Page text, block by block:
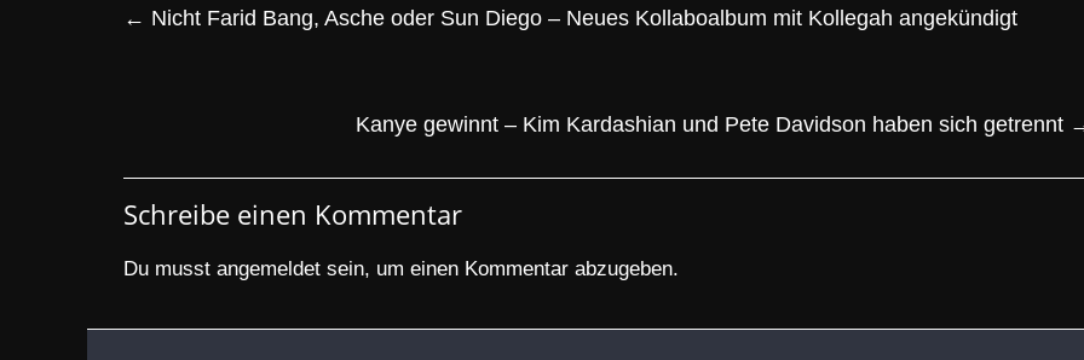
← Nicht Farid Bang, Asche oder Sun Diego – Neues Kollaboalbum mit Kollegah angekündigt
Kanye gewinnt – Kim Kardashian und Pete Davidson haben sich getrennt
Schreibe einen Kommentar
Du musst angemeldet sein, um einen Kommentar abzugeben.